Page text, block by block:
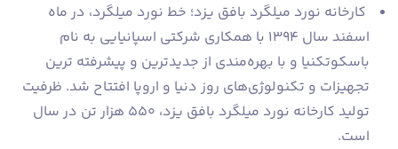
کارخانه نورد میلگرد بافق یزد؛ خط نورد میلگرد، در ماه
اسفند سال 1394 با همکاری شرکتی اسپانیایی به نام
باسکوتکنیا و با بهره‌مندی از جدیدترین و پیشرفته ترین
تجهیزات و تکنولوژی‌های روز دنیا و اروپا افتتاح شد. ظرفیت
تولید کارخانه نورد میلگرد بافق یزد، 550 هزار تن در سال
است.